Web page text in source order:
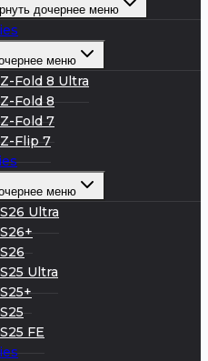
дочернее меню
меню
Fold 8 Ultra
Fold 8
Fold 7
Flip 7
меню
Ultra
Ultra
FE